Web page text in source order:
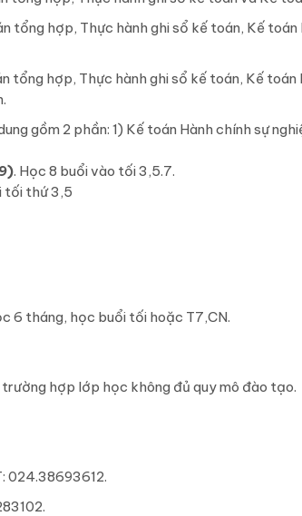
tổng hợp, Thực hành ghi sổ kế toán, Kế toán
tổng hợp, Thực hành ghi sổ kế toán, Kế toán
gồm 2 phần: 1) Kế toán Hành chính sự
. Học 8 buổi vào tối 3,5.7.
tối thứ 3,5
6 tháng, học buổi tối hoặc T7,CN.
hợp lớp học không đủ quy mô đào tạo.
024.38693612.